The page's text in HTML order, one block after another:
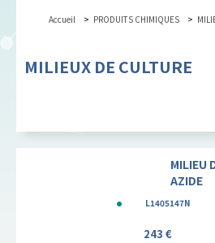
Accueil PRODUITS CHIMIQUES
MILIEUX DE CULTURE
MILIEU
AZIDE
L1405147N
243 €